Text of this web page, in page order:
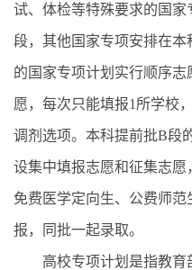
试、体检等特殊要求的国
段，其他国家专项安排在
的国家专项计划实行顺序
愿，每次只能填报1所学校
调剂选项。本科提前批B段
设集中填报志愿和征集志愿
免费医学定向生、公费师
报，同批一起录取。
高校专项计划是指教育